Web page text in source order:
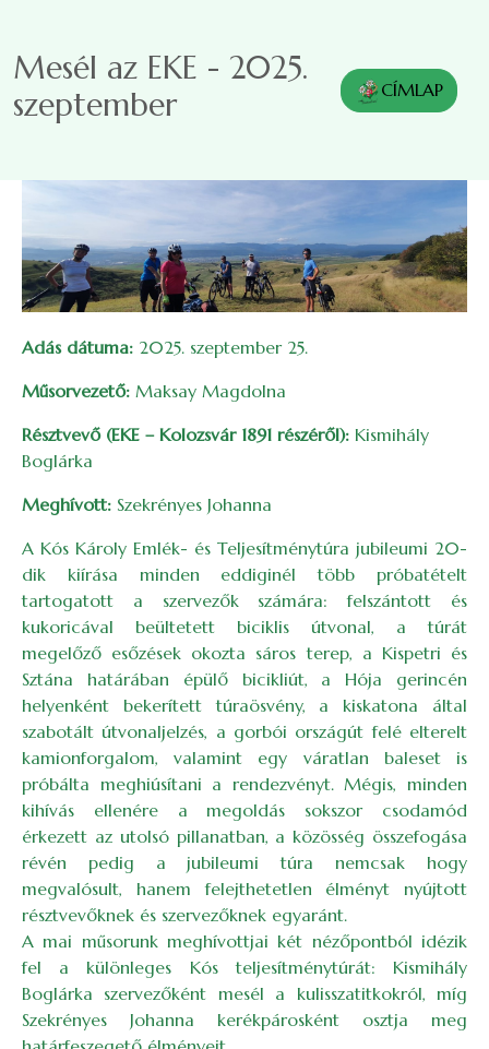
Mesél az EKE - 2025.
szeptember
CÍMLAP
Adás dátuma: 2025. szeptember 25.
Műsorvezető: Maksay Magdolna
Résztvevő (EKE – Kolozsvár 1891 részéről): Kismihály
Boglárka
Meghívott: Szekrényes Johanna
A Kós Károly Emlék- és Teljesítménytúra jubileumi 20-
dik kiírása minden eddiginél több próbatételt
tartogatott a szervezők számára: felszántott és
kukoricával beültetett biciklis útvonal, a túrát
megelőző esőzések okozta sáros terep, a Kispetri és
Sztána határában épülő bicikliút, a Hója gerincén
helyenként bekerített túraösvény, a kiskatona által
szabotált útvonaljelzés, a gorbói országút felé elterelt
kamionforgalom, valamint egy váratlan baleset is
próbálta meghiúsítani a rendezvényt. Mégis, minden
kihívás ellenére a megoldás sokszor csodamód
érkezett az utolsó pillanatban, a közösség összefogása
révén pedig a jubileumi túra nemcsak hogy
megvalósult, hanem felejthetetlen élményt nyújtott
résztvevőknek és szervezőknek egyaránt.
A mai műsorunk meghívottjai két nézőpontból idézik
fel a különleges Kós teljesítménytúrát: Kismihály
Boglárka szervezőként mesél a kulisszatitkokról, míg
Szekrényes Johanna kerékpárosként osztja meg